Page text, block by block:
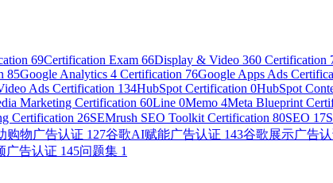
69Certification Exam 66Display & Video 360 Certification
85Google Analytics 4 Certification 76Google Apps Ads
Ads Certification 134HubSpot Certification 0HubSpot
Marketing Certification 60Line 0Memo 4Meta Blueprint
Certification 26SEMrush SEO Toolkit Certification 80SEO 17
购物广告认证 127谷歌AI赋能广告认证 143谷歌展示广告
广告认证 145问题集 1